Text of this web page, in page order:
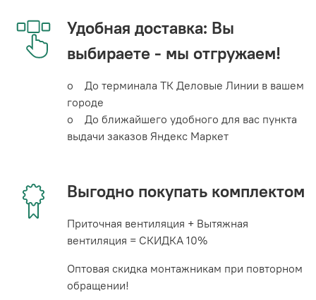
Удобная доставка: Вы
выбираете - мы отгружаем!
o До терминала ТК Деловые Линии в вашем
городе
o До ближайшего удобного для вас пункта
выдачи заказов Яндекс Маркет
Выгодно покупать комплектом
Приточная вентиляция + Вытяжная
вентиляция = СКИДКА 10%
Оптовая скидка монтажникам при повторном
обращении!